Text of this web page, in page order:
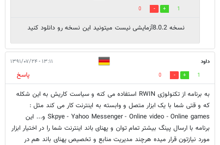
1
0
نسخه 8.0.2آزمایشی نیست میتونید این نسخه رو دانلود کنید
داود ۱۳:۱۱ - ۱۳۹۱/۰۷/۲۴
1
0
پاسخ
به برنامه از تکنولوژی RWIN استفاده می کنه و سیاست کاریش به این شکله
که و قتی شما با یک ابزار متصل و وابسته به اینترنت کار می کند مثل :
Skpye - Yahoo Messenger - Online video - Online games و... این
برنامه با ارسال پینگ بیشتر تمام توان و پهنای باند اینترنت شما را در اختیار ابزار
مورد نیازتون قرار میده هرچند مدیریت منابع و تخصیص پهنای باند هم در